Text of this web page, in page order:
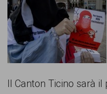
approfondimento
comunicazione
specificamente
dedicato
Il Canton Ticino sarà